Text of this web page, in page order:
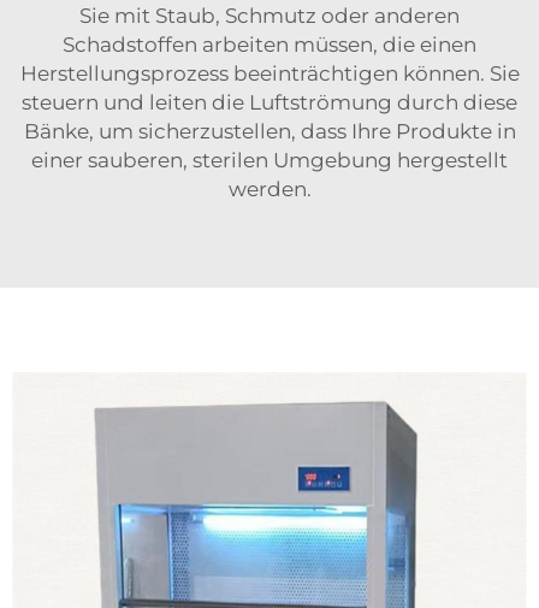
Sie mit Staub, Schmutz oder anderen
Schadstoffen arbeiten müssen, die einen
Herstellungsprozess beeinträchtigen können. Sie
steuern und leiten die Luftströmung durch diese
Bänke, um sicherzustellen, dass Ihre Produkte in
einer sauberen, sterilen Umgebung hergestellt
werden.